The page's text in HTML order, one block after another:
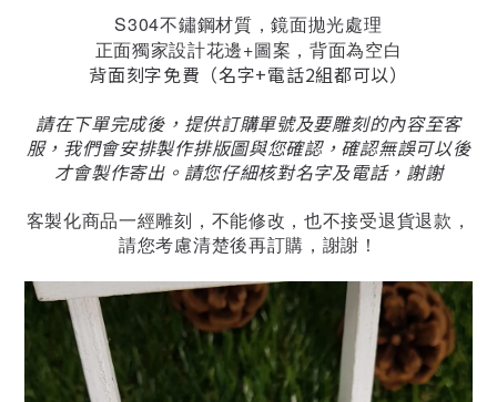
S304不鏽鋼材質，鏡面拋光處理
正面獨家設計花邊+圖案，背面為空白
背面刻字免費（名字+電話2組都可以）
請在下單完成後，提供訂購單號及要雕刻的內容至客
服，我們會安排製作排版圖與您確認，確認無誤可以後
才會製作寄出。請您仔細核對名字及電話，謝謝
客製化商品一經雕刻，不能修改，也不接受退貨退款，
請您考慮清楚後再訂購，謝謝！